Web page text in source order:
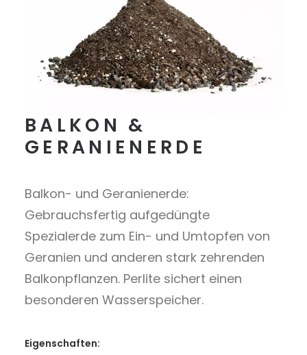
BALKON &
GERANIENERDE
Balkon- und Geranienerde:
Gebrauchsfertig aufgedüngte
Spezialerde zum Ein- und Umtopfen von
Geranien und anderen stark zehrenden
Balkonpflanzen. Perlite sichert einen
besonderen Wasserspeicher.
Eigenschaften: